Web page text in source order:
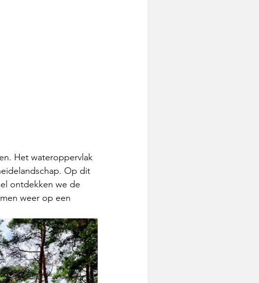
Het wateroppervlak
Op dit
ontdekken we de
weer op een